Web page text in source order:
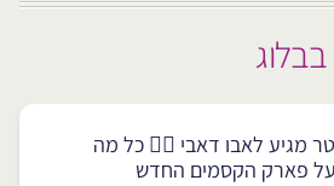
מגיע לאבו דאבי 🧙‍♂️ כל מה
על פארק הקסמים החדש